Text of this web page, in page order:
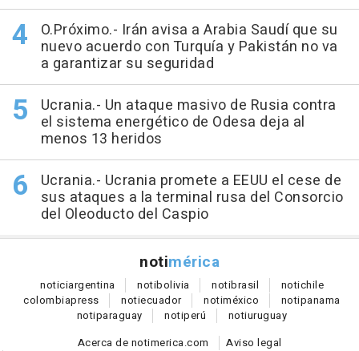
O.Próximo.- Irán avisa a Arabia Saudí que su
nuevo acuerdo con Turquía y Pakistán no va
a garantizar su seguridad
Ucrania.- Un ataque masivo de Rusia contra
el sistema energético de Odesa deja al
menos 13 heridos
Ucrania.- Ucrania promete a EEUU el cese de
sus ataques a la terminal rusa del Consorcio
del Oleoducto del Caspio
notimérica
noticiargentina notibolivia notibrasil notichile
colombiapress notiecuador notiméxico notipanama
notiparaguay notiperú notiuruguay
Acerca de notimerica.com
Aviso legal